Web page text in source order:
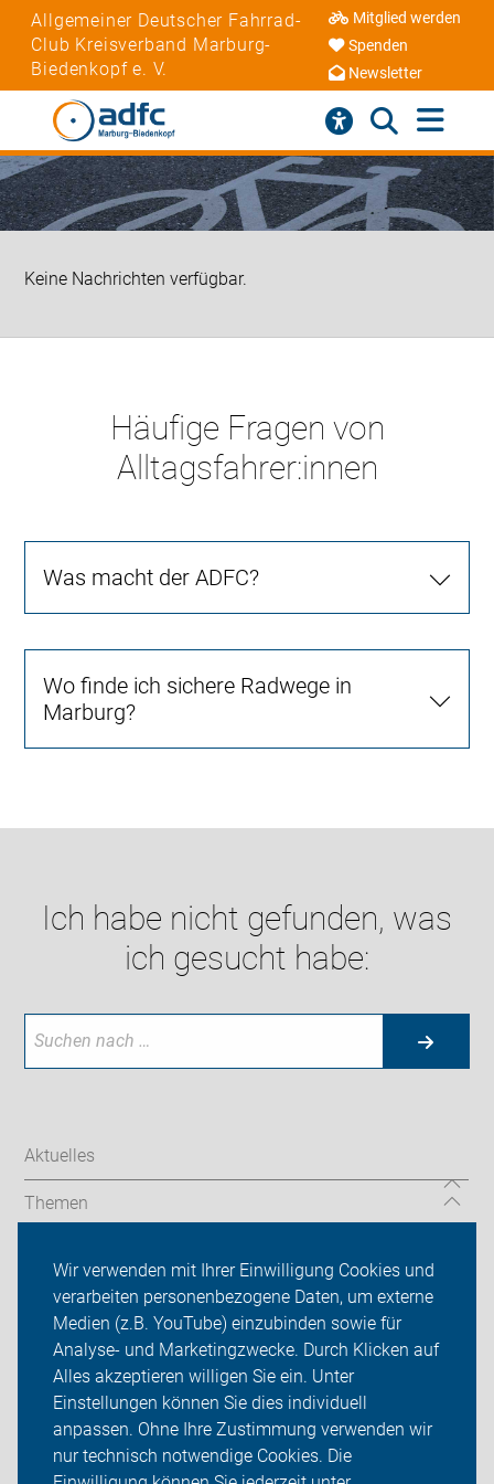
Wir verwenden mit Ihrer Einwilligung Cookies und
verarbeiten personenbezogene Daten, um externe
Medien (z.B. YouTube) einzubinden sowie für
Analyse- und Marketingzwecke. Durch Klicken auf
Alles akzeptieren willigen Sie ein. Unter
Einstellungen können Sie dies individuell
anpassen. Ohne Ihre Zustimmung verwenden wir
nur technisch notwendige Cookies. Die
Allgemeiner Deutscher Fahrrad-
Club Kreisverband Marburg-
Biedenkopf e. V.
Mitglied werden
Spenden
Newsletter
Keine Nachrichten verfügbar.
Häufige Fragen von
Alltagsfahrer:innen
Was macht der ADFC?
Wo finde ich sichere Radwege in
Marburg?
Ich habe nicht gefunden, was
ich gesucht habe:
Aktuelles
Themen
Über uns
Sei dabei
Presse
Login